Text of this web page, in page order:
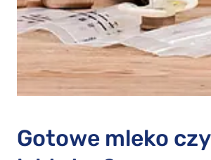
Gotowe mleko czy